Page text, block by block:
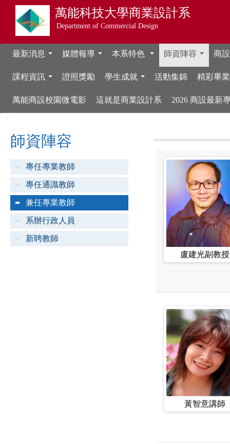
萬能科技大學商業設計系
Department of Commercial Design
最新消息 媒體報導 本系特色 師資陣容 商
課程資訊 證照獎勵 學生成就 活動集錦 精彩畢
萬能商設校園微電影 這就是商業設計系 2026 商設最新
師資陣容
專任專業教師
專任通識教師
兼任專業教師
系辦行政人員
新聘教師
盧建光副教授
黃智意講師